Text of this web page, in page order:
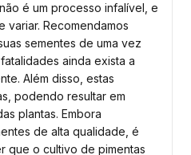
é um processo infalível, e
variar. Recomendamos
sementes de uma vez
ainda exista a
Além disso, estas
podendo resultar em
plantas. Embora
de alta qualidade, é
que o cultivo de pimentas